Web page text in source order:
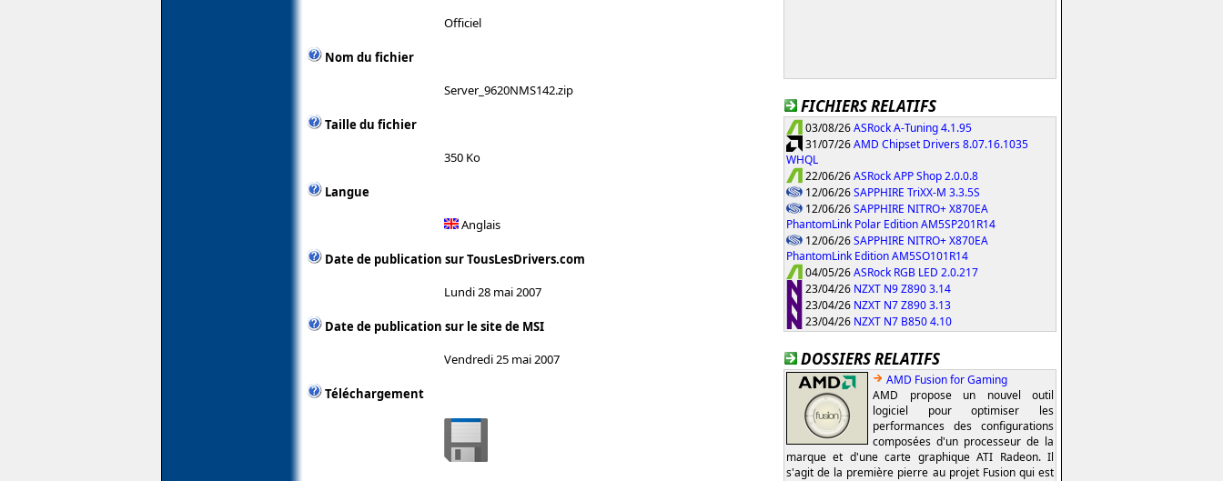
Officiel
Nom du fichier
Server_9620NMS142.zip
Taille du fichier
350 Ko
Langue
Anglais
Date de publication sur TousLesDrivers.com
Lundi 28 mai 2007
Date de publication sur le site de MSI
Vendredi 25 mai 2007
Téléchargement
FICHIERS RELATIFS
03/08/26ASRock A-Tuning 4.1.95
31/07/26AMD Chipset Drivers 8.07.16.1035
WHQL
22/06/26ASRock APP Shop 2.0.0.8
12/06/26SAPPHIRE TriXX-M 3.3.5S
12/06/26SAPPHIRE NITRO+ X870EA
PhantomLink Polar Edition AM5SP201R14
12/06/26SAPPHIRE NITRO+ X870EA
PhantomLink Edition AM5SO101R14
04/05/26ASRock RGB LED 2.0.217
23/04/26 NZXT N9 Z890 3.14
23/04/26 NZXT N7 Z890 3.13
23/04/26 NZXT N7 B850 4.10
DOSSIERS RELATIFS
AMD Fusion for Gaming
AMD propose un nouvel outil
logiciel pour optimiser les
performances des configurations
composées d'un processeur de la
marque et d'une carte graphique ATI Radeon. Il
s'agit de la première pierre au projet Fusion qui est